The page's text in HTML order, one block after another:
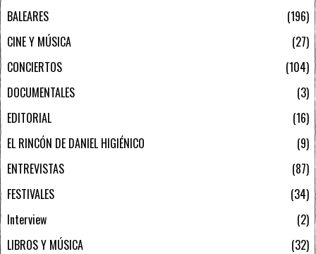
BALEARES
196
CINE Y MÚSICA
27
CONCIERTOS
104
DOCUMENTALES
3
EDITORIAL
16
EL RINCÓN DE DANIEL HIGIÉNICO
9
ENTREVISTAS
87
FESTIVALES
34
Interview
2
LIBROS Y MÚSICA
32